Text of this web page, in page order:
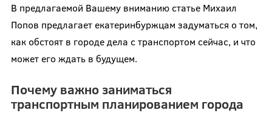
В предлагаемой Вашему вниманию статье Михаил
Попов предлагает екатеринбуржцам задуматься о том,
как обстоят в городе дела с транспортом сейчас, и что
может его ждать в будущем.
Почему важно заниматься
транспортным планированием города